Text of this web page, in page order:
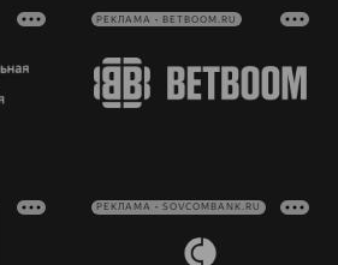
РЕКЛАМА • BETBOOM.RU
РЕКЛАМА • SOVCOMBANK.RU